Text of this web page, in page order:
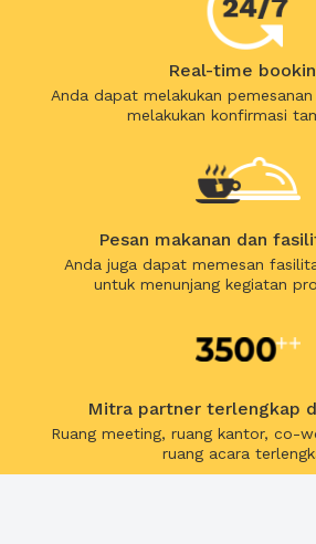
Real-time
Anda dapat melakukan
melakukan konfirmasi
Pesan makanan dan
Anda juga dapat memesan
untuk menunjang kegiatan
Mitra partner terlengkap
Ruang meeting, ruang kantor, co-
ruang acara